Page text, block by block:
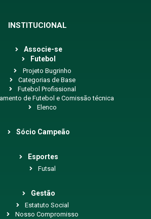
INSTITUCIONAL
Associe-se
Futebol
Projeto Bugrinho
Categorias de Base
Futebol Profissional
de Futebol e Comissão técnica
Elenco
Sócio Campeão
Esportes
Futsal
Gestão
Estatuto Social
Nosso Compromisso